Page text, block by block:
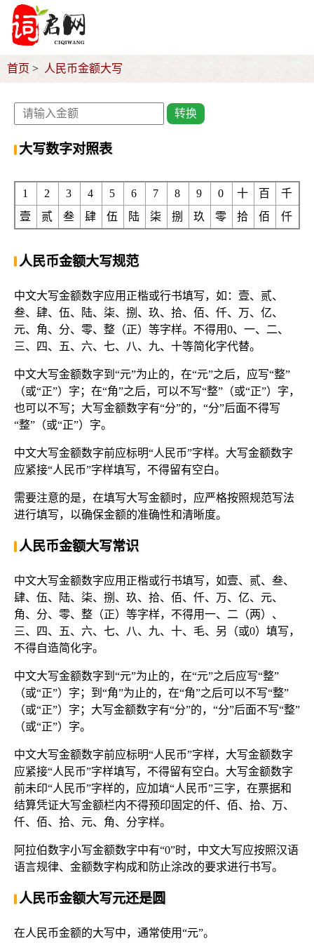
首页 人民币金额大写
转换
大写数字对照表
1 2 3 4 5 6 7 8 9 0 十 百
千
壹
贰 叁 肆 伍 陆 柒 捌 玖 零 拾 佰 仟
人民币金额大写规范
中文大写金额数字应用正楷或行书填写，如：壹、贰、
叁、肆、伍、陆、柒、捌、玖、拾、佰、仟、万、亿、
元、角、分、零、整（正）等字样。不得用0、一、二、
三、四、五、六、七、八、九、十等简化字代替。
中文大写金额数字到“元”为止的，在“元”之后，应写“整”
（或“正”）字；在“角”之后，可以不写“整”（或“正”）字，
也可以不写；大写金额数字有“分”的，“分”后面不得写
“整”（或“正”）字。
中文大写金额数字前应标明“人民币”字样。大写金额数字
应紧接“人民币”字样填写，不得留有空白。
需要注意的是，在填写大写金额时，应严格按照规范写法
进行填写，以确保金额的准确性和清晰度。
人民币金额大写常识
中文大写金额数字应用正楷或行书填写，如壹、贰、叁、
肆、伍、陆、柒、捌、玖、拾、佰、仟、万、亿、元、
角、分、零、整（正）等字样，不得用一、二（两）、
三、四、五、六、七、八、九、十、毛、另（或0）填写，
不得自造简化字。
中文大写金额数字到“元”为止的，在“元”之后应写“整”
（或“正”）字；到“角”为止的，在“角”之后可以不写“整”
（或“正”）字；大写金额数字有“分”的，“分”后面不写“整”
（或“正”）字。
中文大写金额数字前应标明“人民币”字样，大写金额数字
应紧接“人民币”字样填写，不得留有空白。大写金额数字
前未印“人民币”字样的，应加填“人民币”三字，在票据和
结算凭证大写金额栏内不得预印固定的仟、佰、拾、万、
仟、佰、拾、元、角、分字样。
阿拉伯数字小写金额数字中有“0”时，中文大写应按照汉语
语言规律、金额数字构成和防止涂改的要求进行书写。
人民币金额大写元还是圆
在人民币金额的大写中，通常使用“元”。